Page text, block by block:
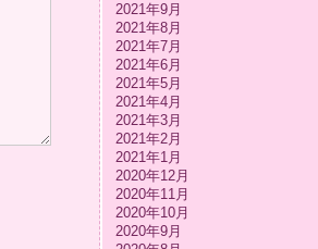
2021年9月
2021年8月
2021年7月
2021年6月
2021年5月
2021年4月
2021年3月
2021年2月
2021年1月
2020年12月
2020年11月
2020年10月
2020年9月